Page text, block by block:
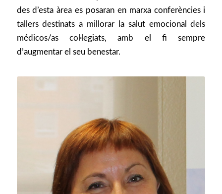
des d’esta àrea es posaran en marxa conferències i
tallers destinats a millorar la salut emocional dels
médicos/as col·legiats, amb el fi sempre
d’augmentar el seu benestar.